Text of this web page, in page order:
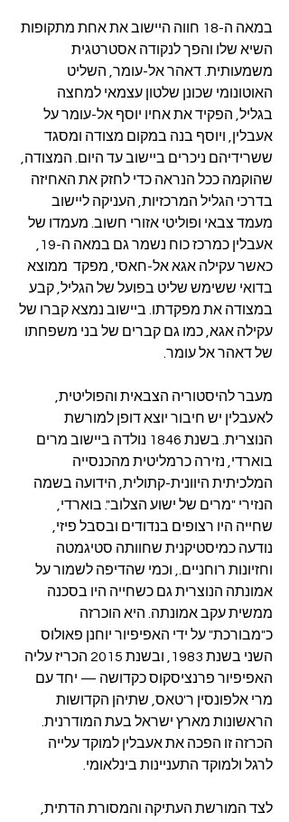
במאה ה-18 חווה היישוב את אחת מתקופות
השיא שלו והפך לנקודה אסטרטגית
משמעותית. דאהר אל-עומר, השליט
האוטונומי שכונן שלטון עצמאי למחצה
בגליל, הפקיד את אחיו יוסף אל-עומר על
אעבלין, ויוסף בנה במקום מצודה ומסגד
ששרידיהם ניכרים ביישוב עד היום. המצודה,
שהוקמה ככל הנראה כדי לחזק את האחיזה
בדרכי הגליל המרכזיות, העניקה ליישוב
מעמד צבאי ופוליטי אזורי חשוב. מעמדו של
כאשר עקילה אגא אל-חאסי, מפקד  ממוצא
בדואי ששימש שליט בפועל של הגליל, קבע
במצודה את מפקדתו. ביישוב נמצא קברו של
עקילה אגא, כמו גם קברים של בני משפחתו
של דאהר אל עומר.
מעבר להיסטוריה הצבאית והפוליטית,
לאעבלין יש חיבור יוצא דופן למורשת
הנוצרית. בשנת 1846 נולדה ביישוב מרים
בוארדי, נזירה כרמליטית מהכנסייה
המלכיתית היוונית-קתולית, הידועה בשמה
הנזירי "מרים של ישוע הצלוב". בוארדי,
שחייה היו רצופים בנדודים ובסבל פיזי,
נודעה כמיסטיקנית שחוותה סטיגמטה
וחזיונות רוחניים., וכמי שהדיפה לשמור על
אמונתה הנוצרית גם כשחייה היו בסכנה
ממשית עקב אמונתה. היא הוכרזה
כ"מבורכת" על ידי האפיפיור יוחנן פאולוס
השני בשנת 1983, ובשנת 2015 הכריז עליה
האפיפיור פרנציסקוס כקדושה — יחד עם
מרי אלפונסין ר'טאס, שתיהן הקדושות
הראשונות מארץ ישראל בעת המודרנית.
הכרזה זו הפכה את אעבלין למוקד עלייה
לרגל ולמוקד התעניינות בינלאומי.
לצד המורשת העתיקה והמסורת הדתית,